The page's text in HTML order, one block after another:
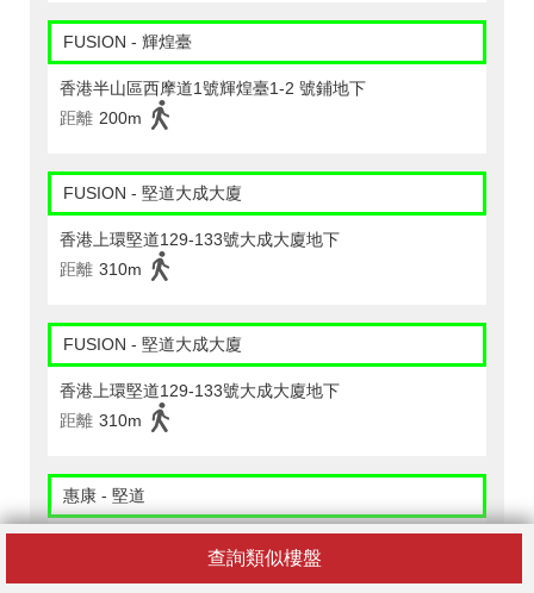
查詢類似樓盤
FUSION - 輝煌臺
香港半山區西摩道1號輝煌臺1-2 號鋪地下
距離 200m
FUSION - 堅道大成大廈
香港上環堅道129-133號大成大廈地下
距離 310m
FUSION - 堅道大成大廈
香港上環堅道129-133號大成大廈地下
距離 310m
惠康 - 堅道